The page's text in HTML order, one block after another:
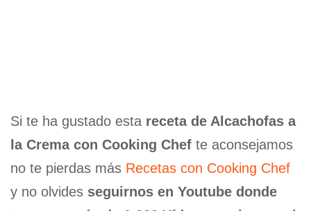
Si te ha gustado esta receta de Alcachofas a
la Crema con Cooking Chef te aconsejamos
no te pierdas más Recetas con Cooking Chef
y no olvides seguirnos en Youtube donde